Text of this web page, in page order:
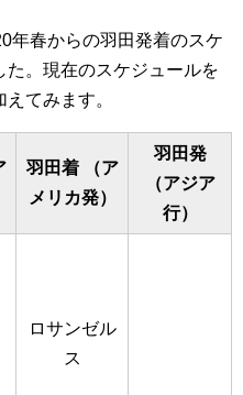
年春からの羽田発着のスケ
た。現在のスケジュールを
てみます。
羽田着 （ア
メリカ発）
羽田発
（アジア
行）
ロサンゼル
ス